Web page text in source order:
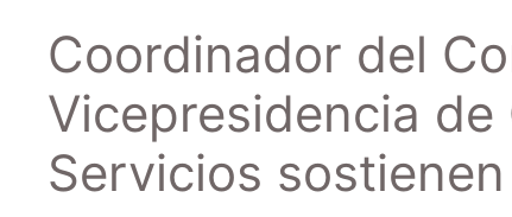
Coordinador del
Vicepresidencia
Servicios